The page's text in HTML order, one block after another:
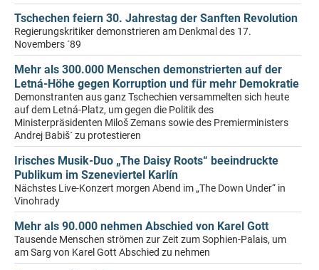
Tschechen feiern 30. Jahrestag der Sanften Revolution
Regierungskritiker demonstrieren am Denkmal des 17.
Novembers ´89
Mehr als 300.000 Menschen demonstrierten auf der
Letná-Höhe gegen Korruption und für mehr Demokratie
Demonstranten aus ganz Tschechien versammelten sich heute
auf dem Letná-Platz, um gegen die Politik des
Ministerpräsidenten Miloš Zemans sowie des Premierministers
Andrej Babiš´ zu protestieren
Irisches Musik-Duo „The Daisy Roots“ beeindruckte
Publikum im Szeneviertel Karlín
Nächstes Live-Konzert morgen Abend im „The Down Under“ in
Vinohrady
Mehr als 90.000 nehmen Abschied von Karel Gott
Tausende Menschen strömen zur Zeit zum Sophien-Palais, um
am Sarg von Karel Gott Abschied zu nehmen